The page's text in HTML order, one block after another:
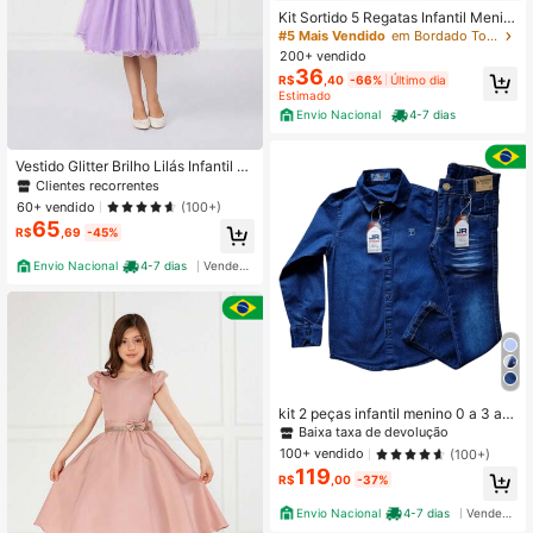
Vestido Glitter Brilho Lilás Infantil Pr
incesa Luxo Menina
Clientes recorrentes
60+ vendido
(100+)
R$65,69 -45%
Envio Nacional 4-7 dias
Kit Sortido 5 Regatas Infantil Menin
o Básica Lisa Tamanho 2 ao 12
#5 Mais Vendido
em Bordado Tops para meninos
200+ vendido
R$36 ,40 -66% Último dia
Estimado
Envio Nacional
4-7 dias
kit 2 peças infantil menino 0 a 3 an
os Baixa taxa de devolução
100+ vendido
(100+)
R$119 ,00 -37%
Envio Nacional 4-7 dias